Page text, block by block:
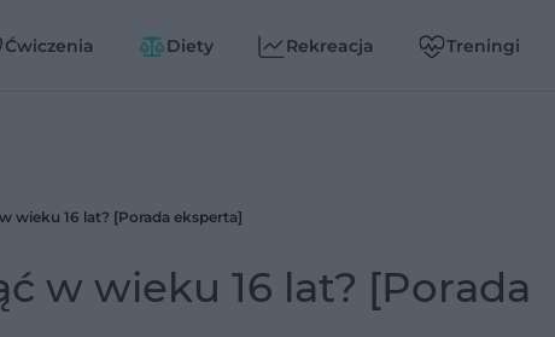
Ćwiczenia Diety Rekreacja Treningi
wieku 16 lat? [Porada eksperta]
w wieku 16 lat? [Porada